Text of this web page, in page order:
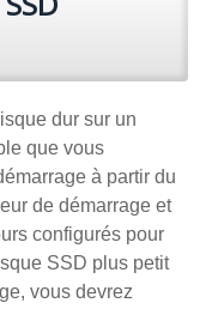
dur sur un
que vous
à partir du
de démarrage et
configurés pour
SSD plus petit
vous devrez